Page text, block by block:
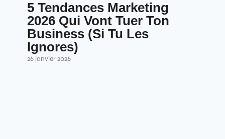
5 Tendances Marketing
2026 Qui Vont Tuer Ton
Business (Si Tu Les
Ignores)
26 janvier 2026